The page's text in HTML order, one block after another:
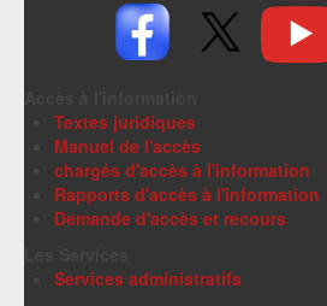
Textes juridiques
Manuel de l'accès
chargés d'accès à l'information
Rapports d'accès à l'information
Demande d'accès et recours
Services administratifs